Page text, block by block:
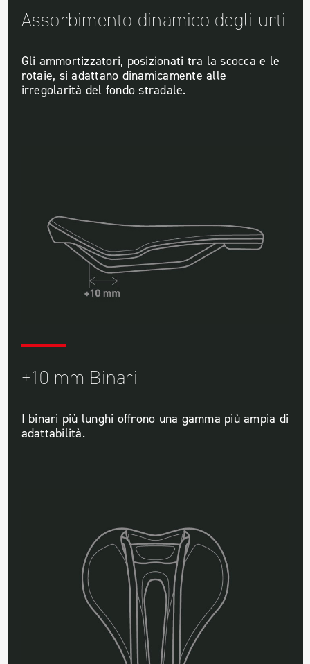
Assorbimento dinamico degli urti
Gli ammortizzatori, posizionati tra la scocca e le
rotaie, si adattano dinamicamente alle
irregolarità del fondo stradale.
+10 mm Binari
I binari più lunghi offrono una gamma più ampia di
adattabilità.